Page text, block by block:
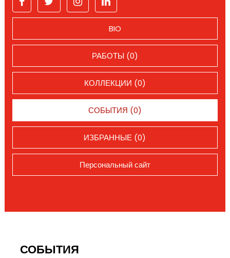
BIO
РАБОТЫ (0)
КОЛЛЕКЦИИ (0)
СОБЫТИЯ (0)
ИЗБРАННЫЕ (0)
Персональный сайт
СОБЫТИЯ